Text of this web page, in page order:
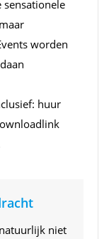
sensationele
worden
huur
niet